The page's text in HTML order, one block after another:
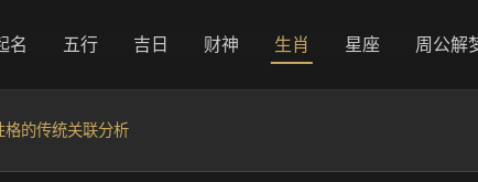
名 五行 吉日 财神 生肖 星座 周公解
格的传统关联分析